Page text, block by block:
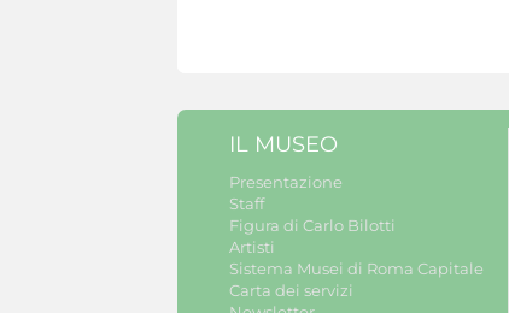
IL MUSEO
Presentazione
Staff
Figura di Carlo Bilotti
Artisti
Sistema Musei di Roma Capitale
Carta dei servizi